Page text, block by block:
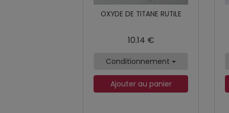
OXYDE DE TITANE RUTILE
10.14 €
Conditionnement
Ajouter au panier